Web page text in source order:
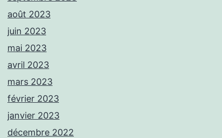
août 2023
juin 2023
mai 2023
avril 2023
mars 2023
février 2023
janvier 2023
décembre 2022